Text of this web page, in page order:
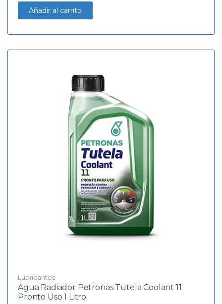
Añadir al carrito
Lubricantes
Agua Radiador Petronas Tutela Coolant 11
Pronto Uso 1 Litro